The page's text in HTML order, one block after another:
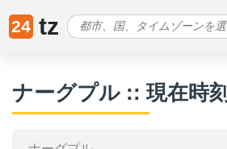
24 tz
ナーグプル :: 現在時刻